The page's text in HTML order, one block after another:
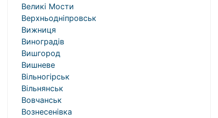
Великі Мости
Верхньодніпровськ
Вижниця
Виноградів
Вишгород
Вишневе
Вільногірськ
Вільнянськ
Вовчанськ
Вознесенівка